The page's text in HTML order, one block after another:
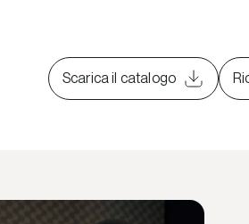
Scarica il catalogo